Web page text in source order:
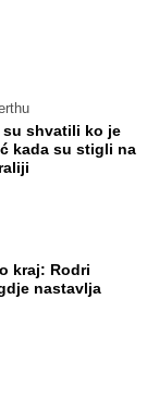
shvatili ko je
kada su stigli na
kraj: Rodri
nastavlja